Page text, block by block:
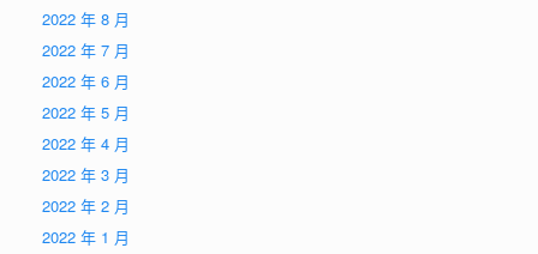
2022 年 8 月
2022 年 7 月
2022 年 6 月
2022 年 5 月
2022 年 4 月
2022 年 3 月
2022 年 2 月
2022 年 1 月